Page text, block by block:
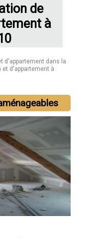
de
à
d'appartement dans la
et d'appartement à